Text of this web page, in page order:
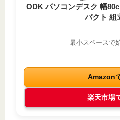
ODK パソコンデスク 幅
パクト 組
最小スペースで
Amazon
楽天市場